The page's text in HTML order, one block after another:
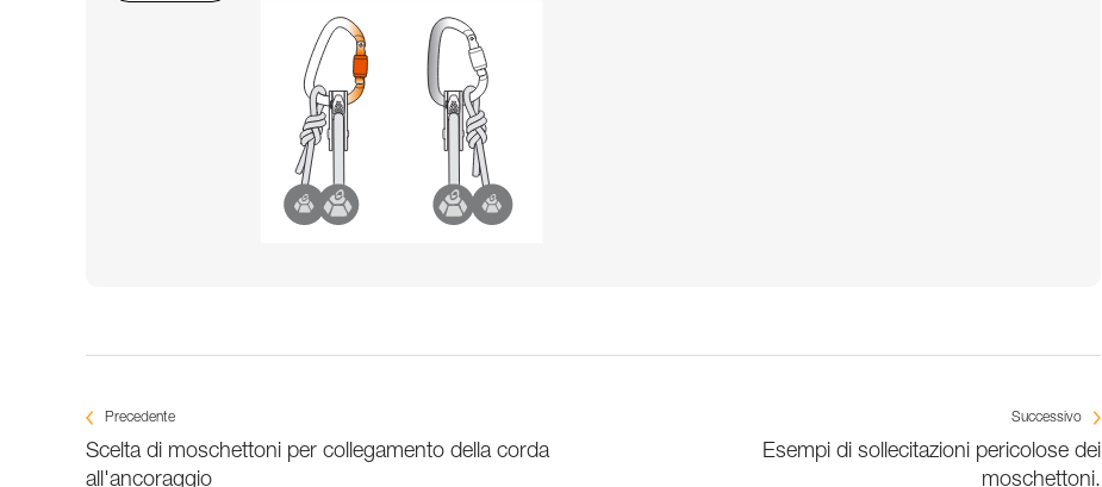
Precedente
Scelta di moschettoni per collegamento della corda
all'ancoraggio
Successivo
Esempi di sollecitazioni pericolose dei
moschettoni.